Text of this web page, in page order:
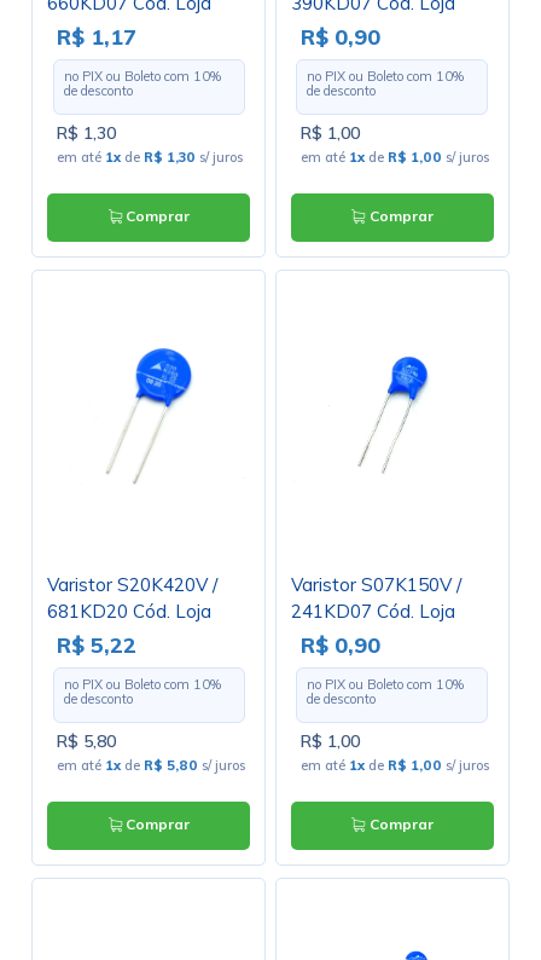
3238
R$ 1,17
no PIX ou Boleto com 10%
de desconto
R$ 1,30
em até 1x de R$ 1,30 s/ juros
Comprar
2420
R$ 0,90
no PIX ou Boleto com 10%
de desconto
R$ 1,00
em até 1x de R$ 1,00 s/ juros
Comprar
Varistor S20K420V /
681KD20 Cód. Loja
4317
R$ 5,22
no PIX ou Boleto com 10%
de desconto
R$ 5,80
em até 1x de R$ 5,80 s/ juros
Comprar
Varistor S07K150V /
241KD07 Cód. Loja
4446
R$ 0,90
no PIX ou Boleto com 10%
de desconto
R$ 1,00
em até 1x de R$ 1,00 s/ juros
Comprar